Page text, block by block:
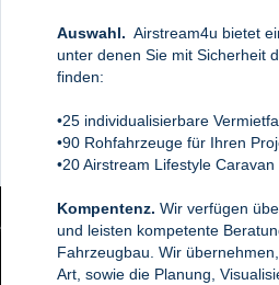
Auswahl. Airstream4u bietet
unter denen Sie mit Sicherheit
finden:
•25 individualisierbare
•90 Rohfahrzeuge für Ihren
•20 Airstream Lifestyle
Kompentenz. Wir verfügen
und leisten kompetente
Fahrzeugbau. Wir
Art, sowie die Planung,